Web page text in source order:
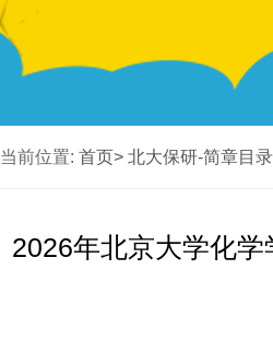
当前位置: 首页> 北大保研-简章目录
2026年北京大学化学